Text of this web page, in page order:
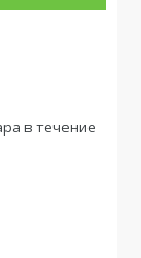
в течение